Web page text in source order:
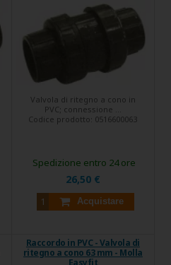
Valvola di ritegno a cono in
PVC; connessione ...
Codice prodotto: 0516600063
26,50 €
Acquistare
Spedizione entro 24 ore
Raccordo in PVC - Valvola di
ritegno a cono 63 mm - Molla
Easyfit